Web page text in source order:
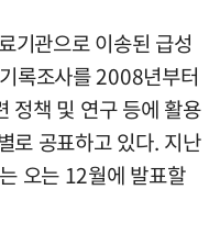
기관으로 이송된 급성
록조사를 2008년부터
정책 및 연구 등에 활용
로 공표하고 있다. 지난
오는 12월에 발표할